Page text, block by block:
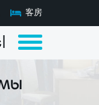
客房